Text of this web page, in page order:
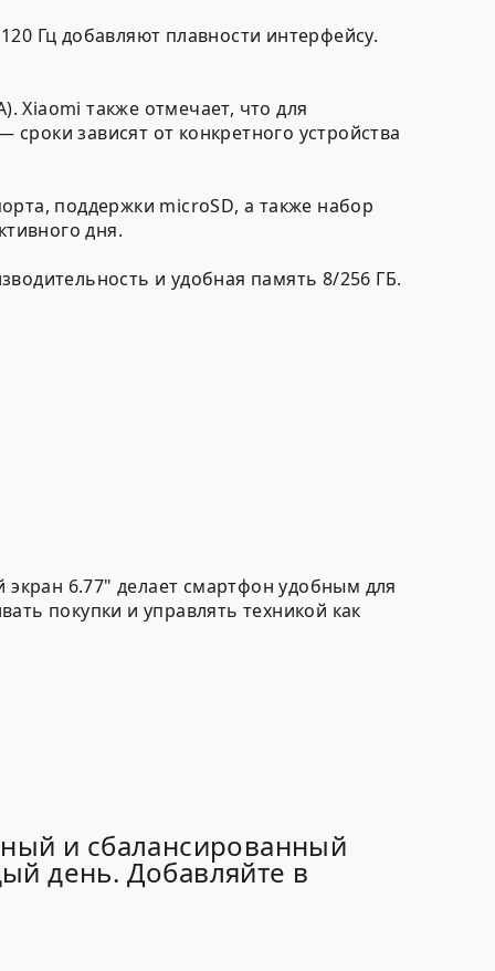
120 Гц добавляют плавности интерфейсу.
Xiaomi также отмечает, что для
сроки зависят от конкретного устройства
, поддержки microSD, а также набор
дня.
и удобная память 8/256 ГБ.
экран 6.77" делает смартфон удобным для
покупки и управлять техникой как
и сбалансированный
день. Добавляйте в